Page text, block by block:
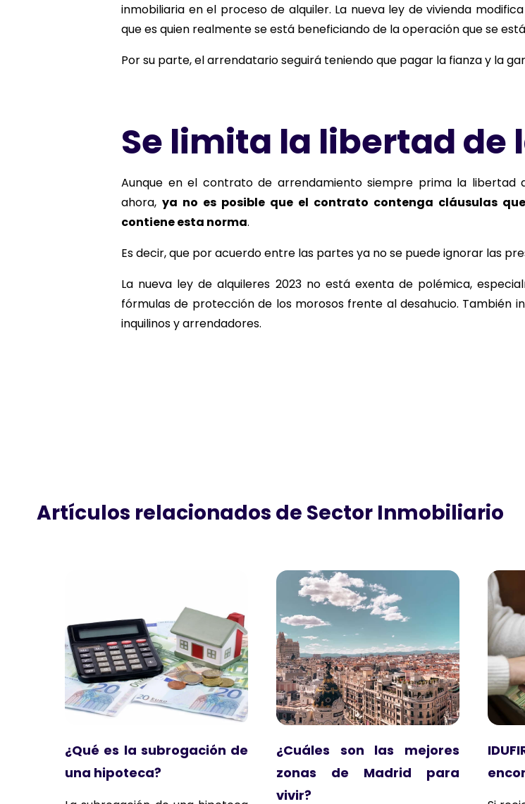
inmobiliaria en el proceso de alquiler. La nueva ley de vivienda
que es quien realmente se está beneficiando de la operación que se
Por su parte, el arrendatario seguirá teniendo que pagar la fianza y la
Se limita la libertad de
Aunque en el contrato de arrendamiento siempre prima la
ahora, ya no es posible que el contrato contenga cláusulas
contiene esta norma.
Es decir, que por acuerdo entre las partes ya no se puede ignorar las
La nueva ley de alquileres 2023 no está exenta de polémica,
fórmulas de protección de los morosos frente al desahucio. También
inquilinos y arrendadores.
Artículos relacionados de Sector Inmobiliario
¿Qué es la subrogación de
una hipoteca?
¿Cuáles son las mejores
zonas de Madrid para
vivir?